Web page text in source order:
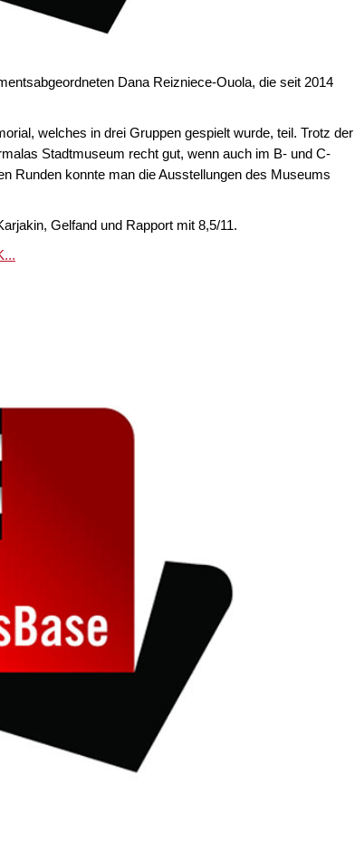
Dana Reizniece-Ouola, die seit 2014
welches in drei Gruppen gespielt wurde, teil. Trotz der
Stadtmuseum recht gut, wenn auch im B- und C-
Runden konnte man die Ausstellungen des Museums
Gelfand und Rapport mit 8,5/11.